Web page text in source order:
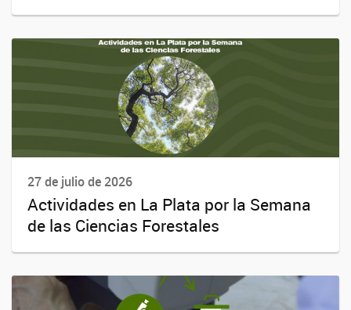
27 de julio de 2026
Actividades en La Plata por la Semana
de las Ciencias Forestales